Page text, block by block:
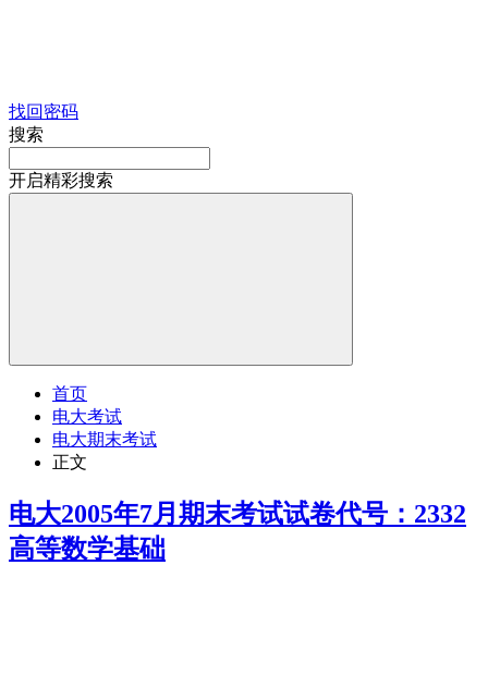
找回密码
搜索
开启精彩搜索
首页
电大考试
电大期末考试
正文
电大2005年7月期末考试试卷代号：2332
高等数学基础